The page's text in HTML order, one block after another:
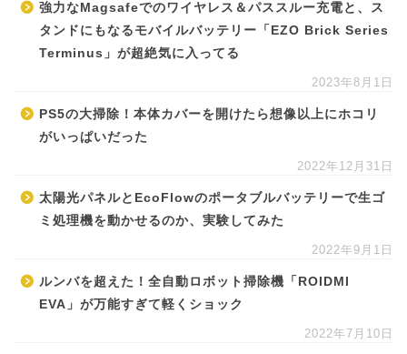
強力なMagsafeでのワイヤレス＆パススルー充電と、ス
タンドにもなるモバイルバッテリー「EZO Brick Series
Terminus」が超絶気に入ってる
2023年8月1日
PS5の大掃除！本体カバーを開けたら想像以上にホコリ
がいっぱいだった
2022年12月31日
太陽光パネルとEcoFlowのポータブルバッテリーで生ゴ
ミ処理機を動かせるのか、実験してみた
2022年9月1日
ルンバを超えた！全自動ロボット掃除機「ROIDMI
EVA」が万能すぎて軽くショック
2022年7月10日